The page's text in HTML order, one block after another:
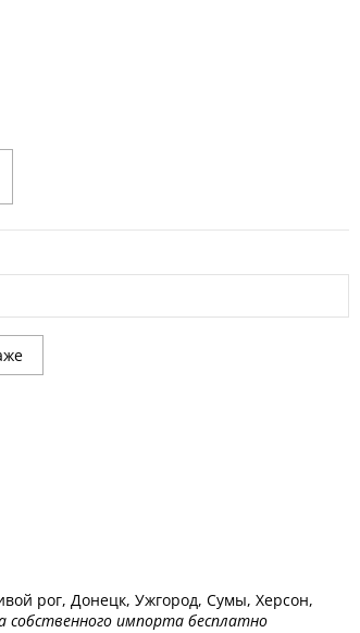
рог, Донецк, Ужгород, Сумы, Херсон,
собственного импорта бесплатно